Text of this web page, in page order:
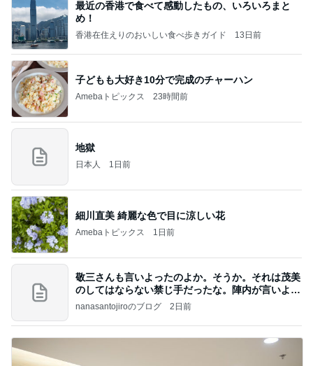
最近の香港で食べて感動したもの、いろいろまと
め！
香港在住えりのおいしい食べ歩きガイド 13日前
子どもも大好き10分で完成のチャーハン
Amebaトピックス 23時間前
地獄
日本人 1日前
細川直美 綺麗な色で目に涼しい花
Amebaトピックス 1日前
敬三さんも言いよったのよか。そうか。それは茂美
のしてはならない禁じ手だったな。陣内が言いよる
のよ
nanasantojiroのブログ 2日前